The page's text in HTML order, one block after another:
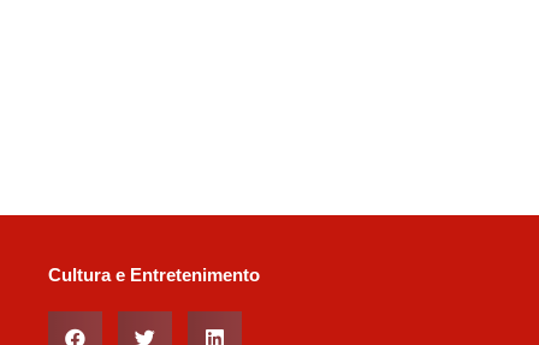
Cultura e Entretenimento